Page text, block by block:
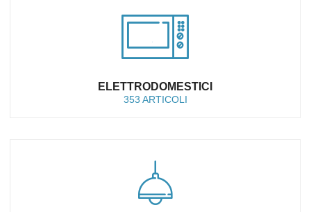
ELETTRODOMESTICI
353 ARTICOLI